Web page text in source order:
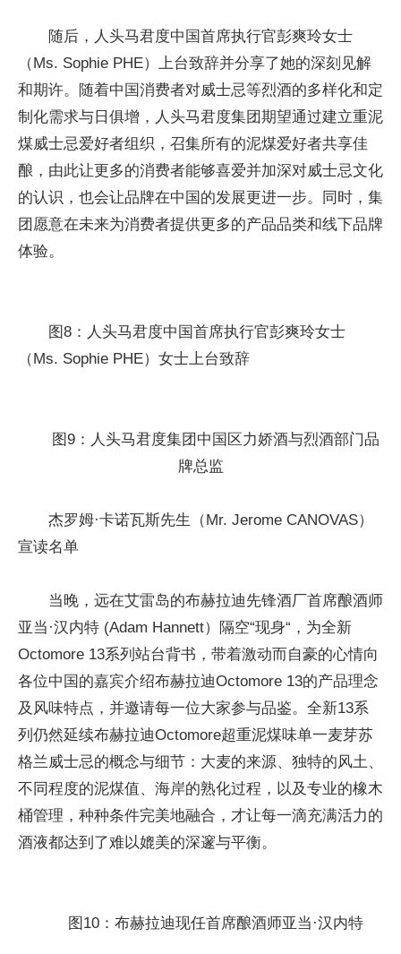
随后，人头马君度中国首席执行官彭爽玲女士
（Ms. Sophie PHE）上台致辞并分享了她的深刻见解
和期许。随着中国消费者对威士忌等烈酒的多样化和定
制化需求与日俱增，人头马君度集团期望通过建立重泥
煤威士忌爱好者组织，召集所有的泥煤爱好者共享佳
酿，由此让更多的消费者能够喜爱并加深对威士忌文化
的认识，也会让品牌在中国的发展更进一步。同时，集
团愿意在未来为消费者提供更多的产品品类和线下品牌
体验。
图8：人头马君度中国首席执行官彭爽玲女士
（Ms. Sophie PHE）女士上台致辞
图9：人头马君度集团中国区力娇酒与烈酒部门品
牌总监
杰罗姆·卡诺瓦斯先生（Mr. Jerome CANOVAS）
宣读名单
当晚，远在艾雷岛的布赫拉迪先锋酒厂首席酿酒师
亚当·汉内特 (Adam Hannett）隔空“现身“，为全新
Octomore 13系列站台背书，带着激动而自豪的心情向
各位中国的嘉宾介绍布赫拉迪Octomore 13的产品理念
及风味特点，并邀请每一位大家参与品鉴。全新13系
列仍然延续布赫拉迪Octomore超重泥煤味单一麦芽苏
格兰威士忌的概念与细节：大麦的来源、独特的风土、
不同程度的泥煤值、海岸的熟化过程，以及专业的橡木
桶管理，种种条件完美地融合，才让每一滴充满活力的
酒液都达到了难以媲美的深邃与平衡。
图10：布赫拉迪现任首席酿酒师亚当·汉内特